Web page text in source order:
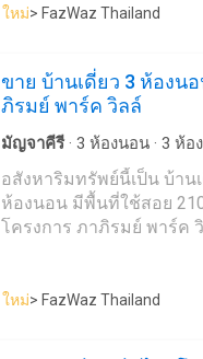
ศึกษา (มอดินแดง)ราคาขา
โอนคนละครึ่งนัดหมายเ
6072LINE:
ล่วงหน้า.#บ้านขอนแก่น #
ขอนแก่น #บ้านเดี่ยวขอน
#บ้านใกล้โรงพยาบาลศรี
ขอนแก่น
ลล์ศิลาเมืองขอนแก่น #บ้า
มหาวิทยาลัยขอนแก่น #บ้
ได้ทันที 📍 ยื่นกู้ฟรี! มีทีม
บ้านหลังนี้ คุ้มกว่าซื้อใหม่
เป็นของตัวเองง่ายกว่าที่
ปรึกษาสินเชื่อฟรี 📲 081-
359----- (ออยสำนักงาน)
ได้ตลอด ยินดีให้คำปรึกษ
ขอนแก่น #บ้านมือสองขอ
#พฤกษาบ้านกอก #บ้านพ
#บ้านรีโนเวทขอนแก่น #
#บ้านเดี่ยวหลังใหญ่ #ซื้อ
#นายหน้าขอนแก่น #ตะน
ใหม่> FazWaz Thailand
ขาย บ้านเดี่ยว 3 ห้องน
ภิรมย์ พาร์ค วิลล์
มัญจาคีรี · 3 ห้องนอน · 3 ห้อ
สวน
ยาม สระว่ายน้ำ
อสังหาริมทรัพย์นี้เป็น บ้าน
ห้องนอน มีพื้นที่ใช้สอย
โครงการ ภาภิรมย์ พาร์ค
สามารถซื้อ บ้านเดี่ยว นี้ไ
(฿35,714/ตรม.)
ใหม่> FazWaz Thailand